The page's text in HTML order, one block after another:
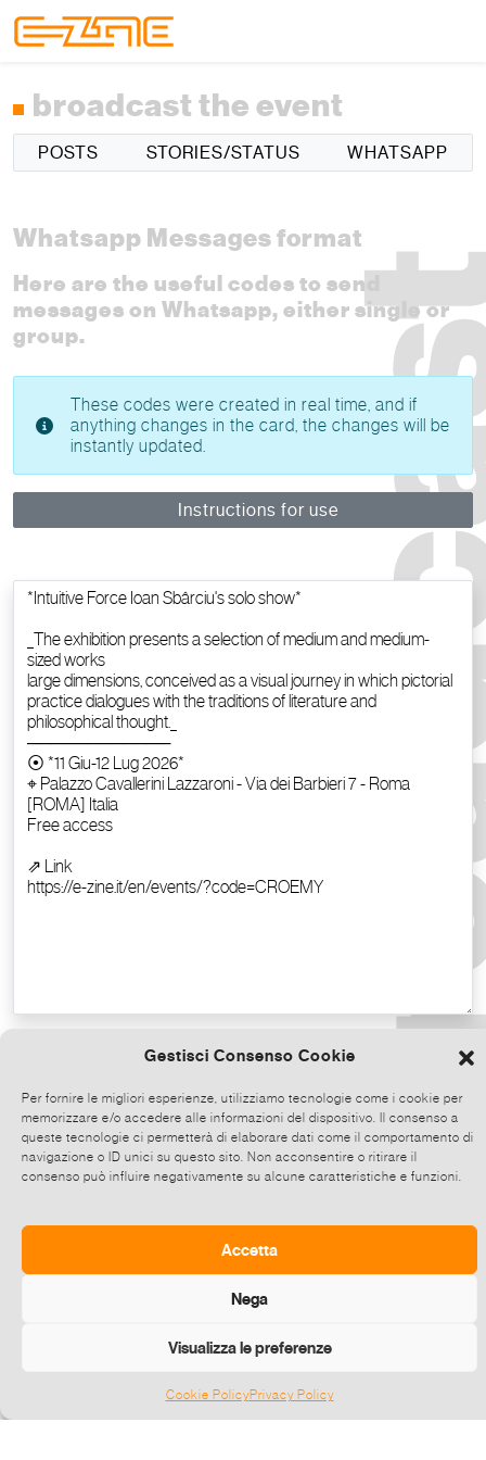
Gestisci Consenso Cookie
Per fornire le migliori esperienze, utilizziamo tecnologie come i cookie per
memorizzare e/o accedere alle informazioni del dispositivo. Il consenso a
queste tecnologie ci permetterà di elaborare dati come il comportamento di
navigazione o ID unici su questo sito. Non acconsentire o ritirare il
consenso può influire negativamente su alcune caratteristiche e funzioni.
Accetta
Nega
Visualizza le preferenze
Cookie PolicyPrivacy Policy
broadcast the event
POSTS STORIES/STATUS WHATSAPP
Whatsapp Messages format
Here are the useful codes to send
messages on Whatsapp, either single or
group.
These codes were created in real time, and if
anything changes in the card, the changes will be
instantly updated.
Instructions for use
Copy the text
Share on Whatsapp, click and then
choose up to 5 contacts at a time to share
this event.
Send